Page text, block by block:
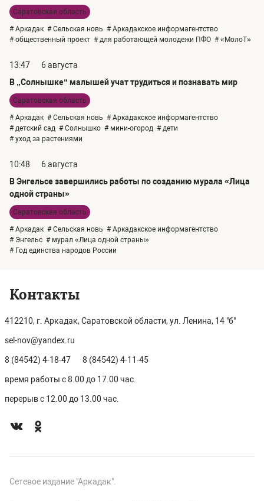
Саратовская область
# Аркадак # Сельская новь # Аркадакское информагентство
# общественный проект # для работающей молодежи ПФО # «МолоТ»
13:47
6 августа
В „Солнышке“ малышей учат трудиться и познавать мир
Саратовская область
# Аркадак # Сельская новь # Аркадакское информагентство
# детский сад # Солнышко # мини-огород # дети
# уход за растениями
10:48
6 августа
В Энгельсе завершились работы по созданию мурала «Лица
одной страны»
Саратовская область
# Аркадак # Сельская новь # Аркадакское информагентство
# Энгельс # мурал «Лица одной страны»
# Год единства народов России
Контакты
412210, г. Аркадак, Саратовской области, ул. Ленина, 14 "б"
sel-nov@yandex.ru
8 (84542) 4-18-47 8 (84542) 4-11-45
время работы с 8.00 до 17.00 час.
перерыв с 12.00 до 13.00 час.
Сетевое издание "Аркадак".